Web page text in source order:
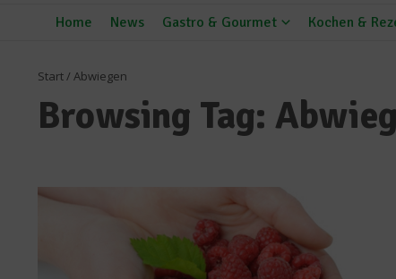
Home News Gastro & Gourmet Kochen &
Start/ Abwiegen
Browsing Tag: